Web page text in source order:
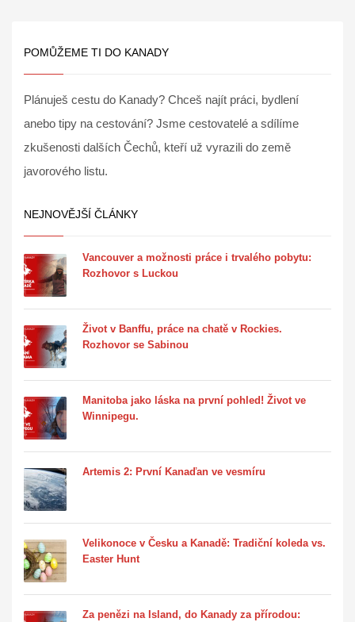
POMŮŽEME TI DO KANADY
Plánuješ cestu do Kanady? Chceš najít práci, bydlení
anebo tipy na cestování? Jsme cestovatelé a sdílíme
zkušenosti dalších Čechů, kteří už vyrazili do země
javorového listu.
NEJNOVĚJŠÍ ČLÁNKY
Vancouver a možnosti práce i trvalého pobytu:
Rozhovor s Luckou
Život v Banffu, práce na chatě v Rockies.
Rozhovor se Sabinou
Manitoba jako láska na první pohled! Život ve
Winnipegu.
Artemis 2: První Kanaďan ve vesmíru
Velikonoce v Česku a Kanadě: Tradiční koleda vs.
Easter Hunt
Za penězi na Island, do Kanady za přírodou: